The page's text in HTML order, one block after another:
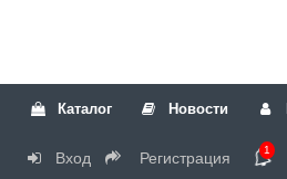
Каталог Новости
Вход Регистрация 1